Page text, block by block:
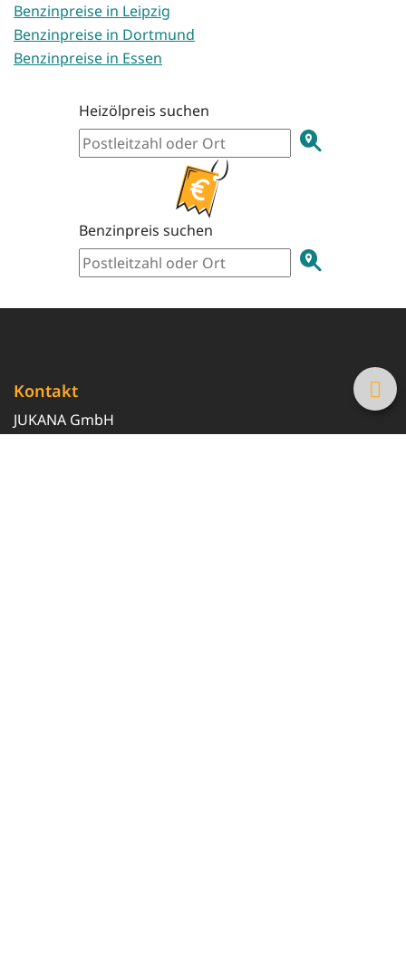
Benzinpreise in Leipzig
Benzinpreise in Dortmund
Benzinpreise in Essen
Heizölpreis suchen
Benzinpreis suchen
Kontakt
JUKANA GmbH